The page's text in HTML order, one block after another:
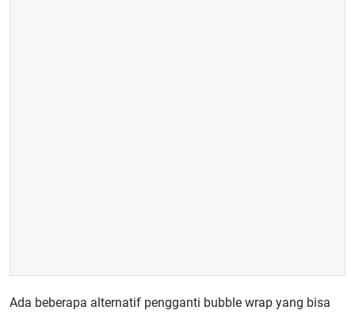
Ada beberapa alternatif pengganti bubble wrap yang bisa